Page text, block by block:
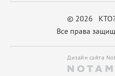
© 2026
Все права
Дизайн сайта